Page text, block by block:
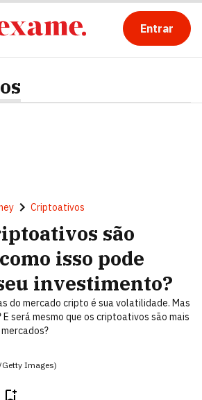
Entrar
Criptoativos
são
isso pode
investimento?
do mercado cripto é sua volatilidade. Mas
será mesmo que os criptoativos são mais
Images)